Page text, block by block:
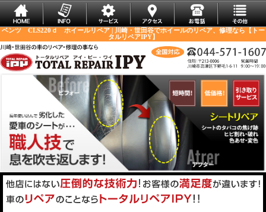
ベンツ CLS220ｄ ホイールリペア | 川崎・世田谷でホイールのリペア、修理なら【トー
タルリペアIPY】